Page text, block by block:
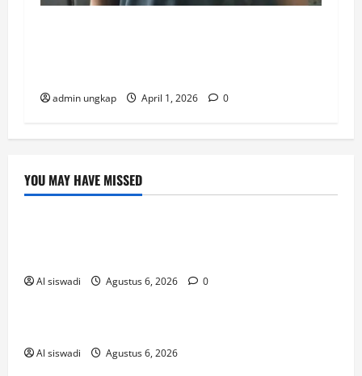
admin ungkap April 1, 2026 0
YOU MAY HAVE MISSED
Post
Al siswadi Agustus 6, 2026 0
Uncategorized
Al siswadi Agustus 6, 2026
! Без рубрики